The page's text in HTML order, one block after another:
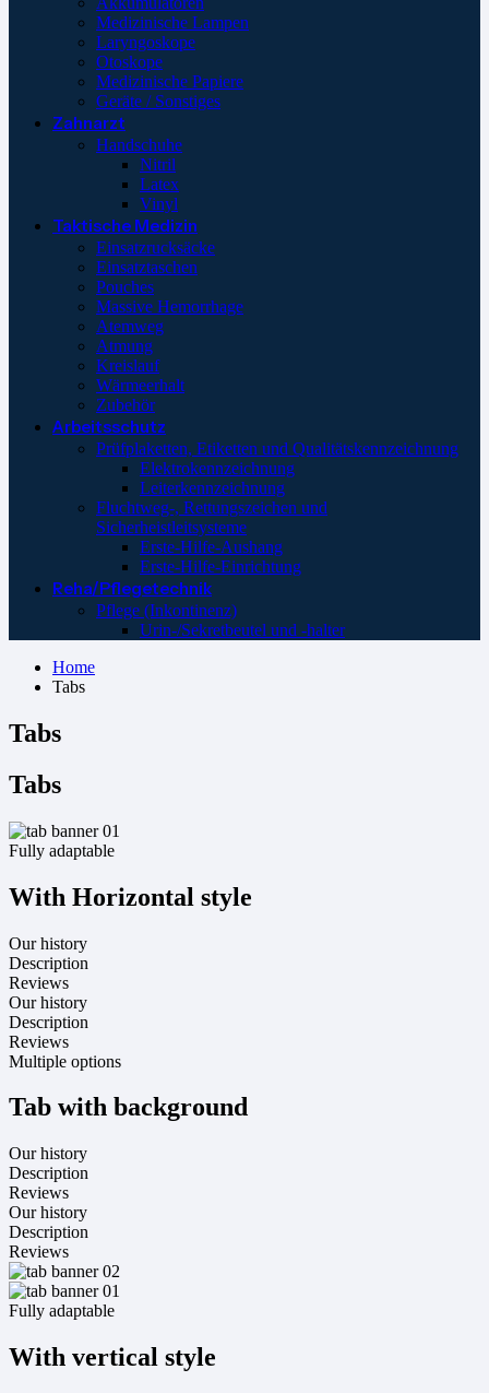
Medizinische Lampen
Laryngoskope
Otoskope
Medizinische Papiere
Geräte / Sonstiges
Zahnarzt
Handschuhe
Nitril
Latex
Vinyl
Taktische Medizin
Einsatzrucksäcke
Einsatztaschen
Pouches
Massive Hemorrhage
Atemweg
Atmung
Kreislauf
Wärmeerhalt
Zubehör
Arbeitsschutz
Prüfplaketten, Etiketten und Qualitätskennzeichnung
Elektrokennzeichnung
Leiterkennzeichnung
Fluchtweg-, Rettungszeichen und
Sicherheistleitsysteme
Erste-Hilfe-Aushang
Erste-Hilfe-Einrichtung
Reha/Pflegetechnik
Pflege (Inkontinenz)
Urin-/Sekretbeutel und -halter
Home
Tabs
Tabs
Tabs
Fully adaptable
With Horizontal style
Our history
Description
Reviews
Our history
Description
Reviews
Multiple options
Tab with background
Our history
Description
Reviews
Our history
Description
Reviews
Fully adaptable
With vertical style